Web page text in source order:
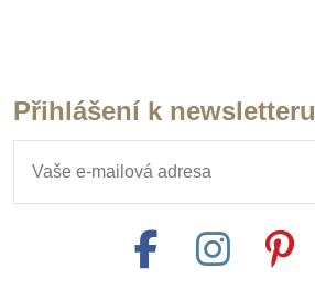
PlanToys Kuchyňka -
Přihlášení k newsletteru